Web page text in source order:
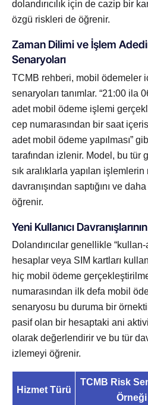
dolandırıcılık için de cazip bir
özgü riskleri de öğrenir.
Zaman Dilimi ve İşlem
Senaryoları
TCMB rehberi, mobil ödemeler
senaryoları tanımlar. “21:00 ila
adet mobil ödeme işlemi
cep numarasından bir saat
adet mobil ödeme yapılması”
tarafından izlenir. Model, bu tür
sık aralıklarla yapılan işlemlerin
davranışından saptığını ve
öğrenir.
Yeni Kullanıcı
Dolandırıcılar genellikle
hesaplar veya SIM kartları
hiç mobil ödeme
numarasından ilk defa mobil
senaryosu bu duruma bir
pasif olan bir hesaptaki ani
olarak değerlendirir ve bu tür
izlemeyi öğrenir.
Hizmet Türü
TCMB Risk
Örneği